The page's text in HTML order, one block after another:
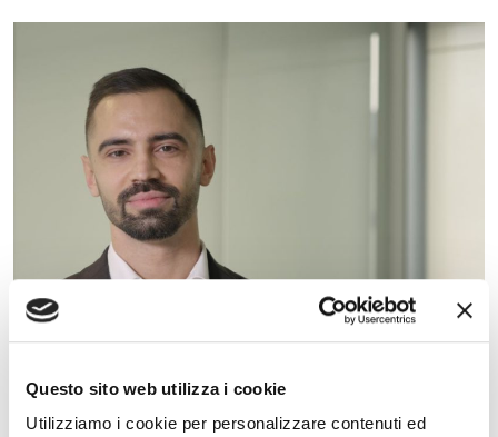
Questo sito web utilizza i cookie
Utilizziamo i cookie per personalizzare contenuti ed